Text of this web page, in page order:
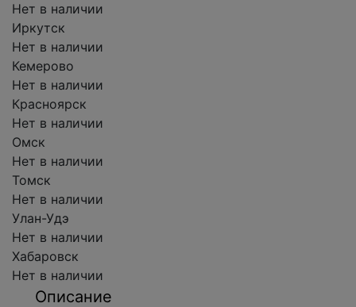
Нет в наличии
Иркутск
Нет в наличии
Кемерово
Нет в наличии
Красноярск
Нет в наличии
Омск
Нет в наличии
Томск
Нет в наличии
Улан-Удэ
Нет в наличии
Хабаровск
Нет в наличии
Описание